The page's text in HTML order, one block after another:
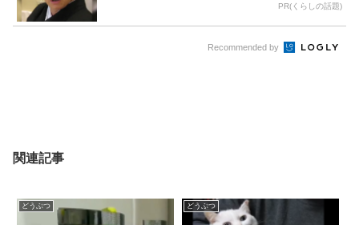
PR(くらしの話題)
Recommended by
関連記事
どうぶつ どうぶつ